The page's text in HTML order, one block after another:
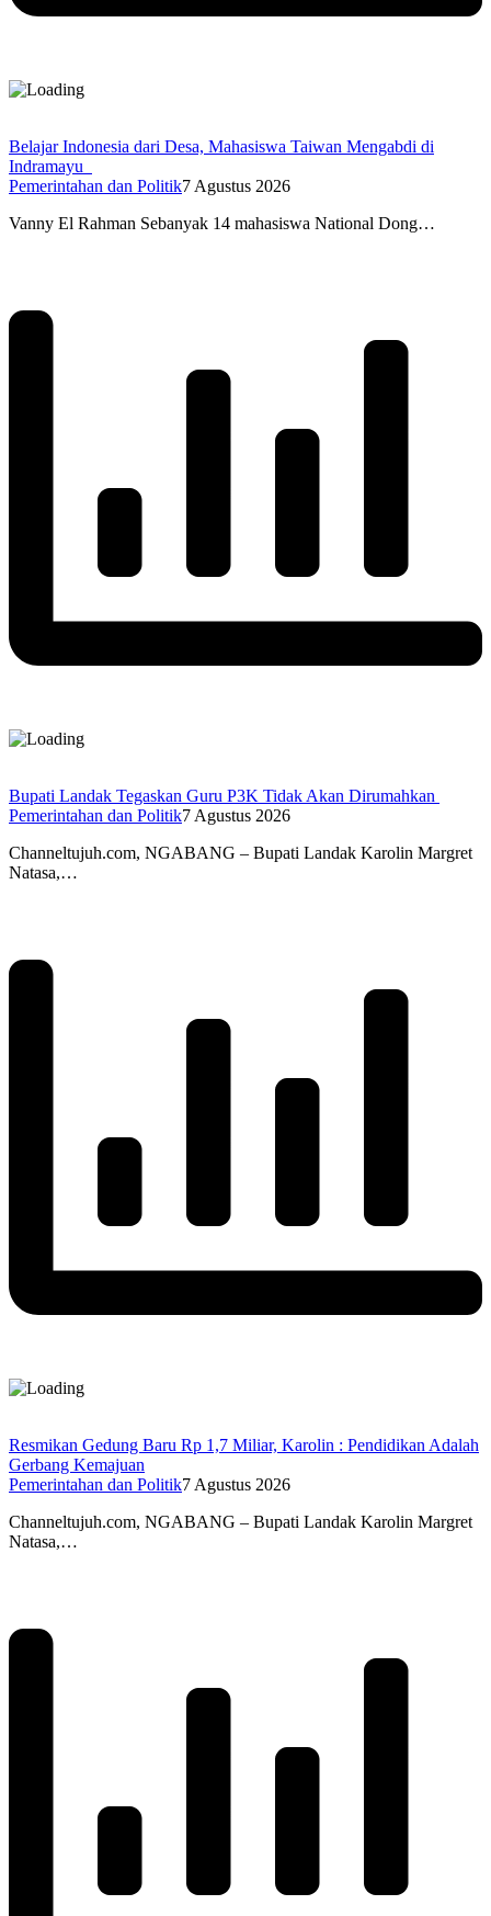
Belajar Indonesia dari Desa, Mahasiswa Taiwan Mengabdi di
Indramayu
Pemerintahan dan Politik7 Agustus 2026
Vanny El Rahman Sebanyak 14 mahasiswa National Dong…
Bupati Landak Tegaskan Guru P3K Tidak Akan Dirumahkan
Pemerintahan dan Politik7 Agustus 2026
Channeltujuh.com, NGABANG – Bupati Landak Karolin Margret
Natasa,…
Resmikan Gedung Baru Rp 1,7 Miliar, Karolin : Pendidikan Adalah
Gerbang Kemajuan
Pemerintahan dan Politik7 Agustus 2026
Channeltujuh.com, NGABANG – Bupati Landak Karolin Margret
Natasa,…